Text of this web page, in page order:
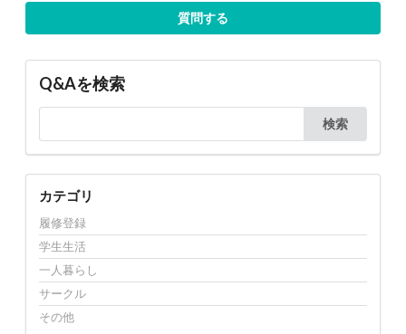
質問する
Q&Aを検索
検索
カテゴリ
履修登録
学生生活
一人暮らし
サークル
その他